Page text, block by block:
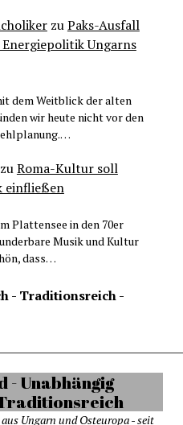
zuPaks-Ausfall
Ungarns
dem Weitblick der alten
wir heute nicht vor den
Roma-Kultur soll
einfließen
Plattensee in den 70er
Musik und Kultur
dass…
- Traditionsreich -
Ungarn und Osteuropa - seit